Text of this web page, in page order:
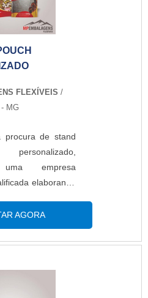
FLEXÍVEIS /
MG
procura de stand
uma empresa
elaborando
do segmento
sofisticação e
em um só
AGORA